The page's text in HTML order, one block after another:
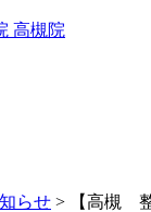
らせ >
【高槻